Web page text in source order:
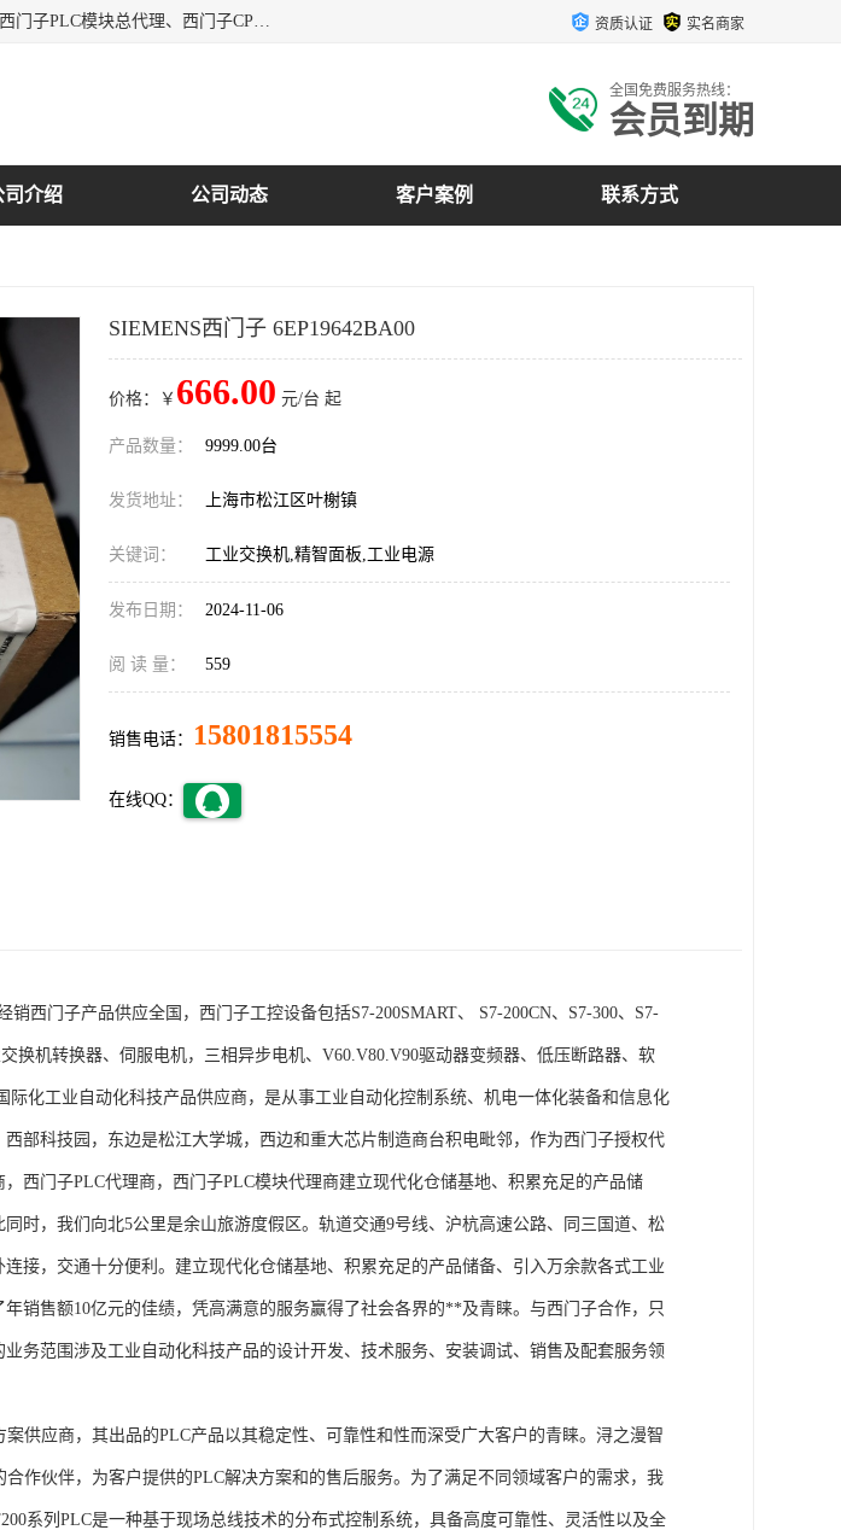
上海诗幕自动化设备有限公司是一家西门子授权分销商；主要负责：德国西门子模块代理商、西门子PLC模块总代理、西门子CPU模块代理商、西门子电缆代理、西门子触摸屏变频器总代理等专销售西门子各系列产品；实体公司，诚信经营，价格优势，品质保证，库存量大，供应！ 资质认证 实名商家
全国免费服务热线：
会员到期
司介绍 公司动态 客户案例 联系方式
SIEMENS西门子 6EP19642BA00
价格：￥ 666.00 元/台 起
产品数量： 9999.00台
发货地址： 上海市松江区叶榭镇
关键词： 工业交换机,精智面板,工业电源
发布日期： 2024-11-06
阅 读 量： 559
销售电话： 15801815554
在线QQ：
子产品供应全国，西门子工控设备包括S7-200SMART、 S7-200CN、S7-300、S7-
交换机转换器、伺服电机，三相异步电机、V60.V80.V90驱动器变频器、低压断路器、软
际化工业自动化科技产品供应商，是从事工业自动化控制系统、机电一体化装备和信息化
部科技园，东边是松江大学城，西边和重大芯片制造商台积电毗邻，作为西门子授权代
西门子PLC代理商，西门子PLC模块代理商建立现代化仓储基地、积累充足的产品储
时，我们向北5公里是余山旅游度假区。轨道交通9号线、沪杭高速公路、同三国道、松
接，交通十分便利。建立现代化仓储基地、积累充足的产品储备、引入万余款各式工业
销售额10亿元的佳绩，凭高满意的服务赢得了社会各界的**及青睐。与西门子合作，只
务范围涉及工业自动化科技产品的设计开发、技术服务、安装调试、销售及配套服务领
商，其出品的PLC产品以其稳定性、可靠性和性而深受广大客户的青睐。浔之漫智
作伙伴，为客户提供的PLC解决方案和的售后服务。为了满足不同领域客户的需求，我
系列PLC是一种基于现场总线技术的分布式控制系统，具备高度可靠性、灵活性以及全